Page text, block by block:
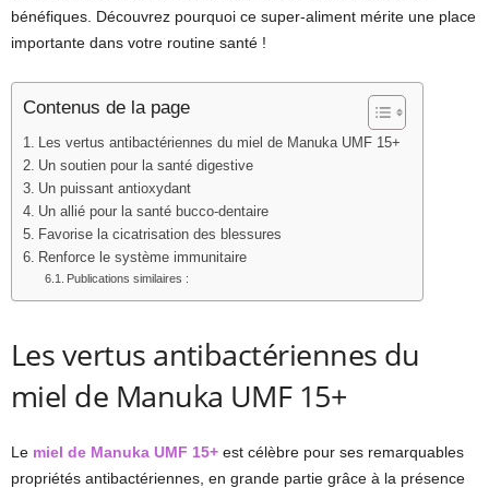
bénéfiques. Découvrez pourquoi ce super-aliment mérite une place
importante dans votre routine santé !
Contenus de la page
Les vertus antibactériennes du miel de Manuka UMF 15+
Un soutien pour la santé digestive
Un puissant antioxydant
Un allié pour la santé bucco-dentaire
Favorise la cicatrisation des blessures
Renforce le système immunitaire
Publications similaires :
Les vertus antibactériennes du
miel de Manuka UMF 15+
Le miel de Manuka UMF 15+ est célèbre pour ses remarquables
propriétés antibactériennes, en grande partie grâce à la présence